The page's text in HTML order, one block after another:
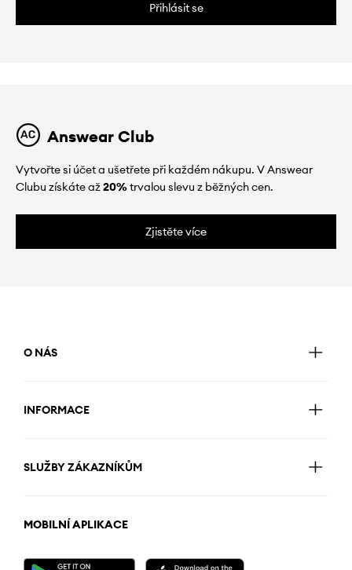
Přihlásit se
Answear Club
Vytvořte si účet a ušetřete při každém nákupu. V Answear
Clubu získáte až20%trvalou slevu z běžných cen.
Zjistěte více
O NÁS
INFORMACE
SLUŽBY ZÁKAZNÍKŮM
MOBILNÍ APLIKACE